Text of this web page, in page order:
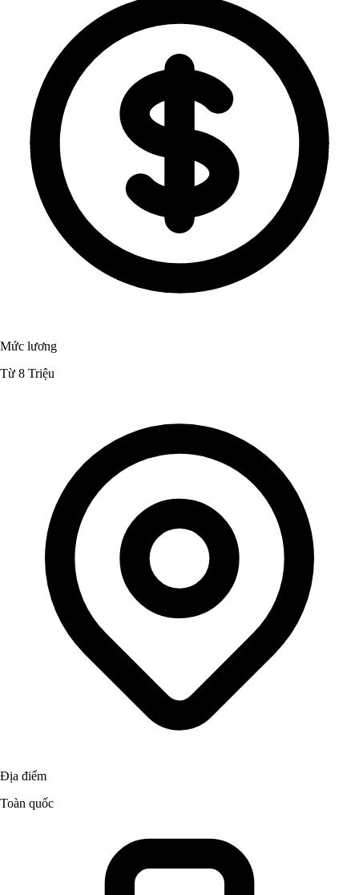
Mức lương
Từ 8 Triệu
Địa điểm
Toàn quốc